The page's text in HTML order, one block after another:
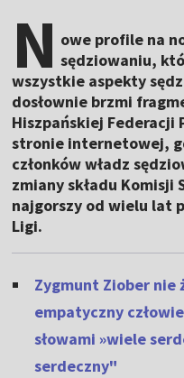
N owe profile na
sędziowaniu,
wszystkie aspekty
dosłownie brzmi
Hiszpańskiej Federacji
stronie internetowej,
członków władz
zmiany składu Komisji
najgorszy od wielu lat
Ligi.
Zygmunt Ziober nie
empatyczny
słowami »wiele
serdeczny"